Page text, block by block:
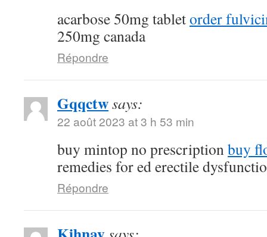
acarbose 50mg tabletorder
250mg canada
Répondre
Gqqctwsays:
22 août 2023 at 3 h 53 min
buy mintop no prescriptionbuy
remedies for ed erectile
Répondre